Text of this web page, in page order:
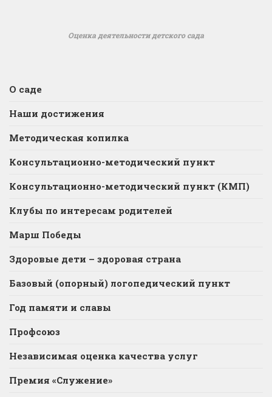
Оценка деятельности детского сада
О саде
Наши достижения
Методическая копилка
Консультационно-методический пункт
Консультационно-методический пункт (КМП)
Клубы по интересам родителей
Марш Победы
Здоровые дети – здоровая страна
Базовый (опорный) логопедический пункт
Год памяти и славы
Профсоюз
Независимая оценка качества услуг
Премия «Служение»